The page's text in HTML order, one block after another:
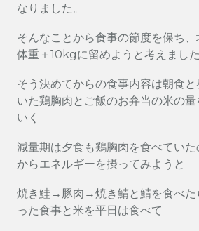
なりました。
そんなことから食事の節度を保ち
体重＋10kgに留めようと考えました
そう決めてからの食事内容は朝食
いた鶏胸肉とご飯のお弁当の米の
いく
減量期は夕食も鶏胸肉を食べてい
からエネルギーを摂ってみようと
焼き鮭→豚肉→焼き鯖と鯖を食べた
った食事と米を平日は食べて